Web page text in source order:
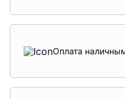
Оплата